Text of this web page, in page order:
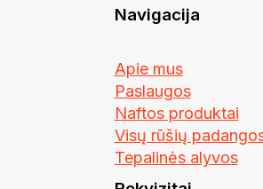
Navigacija
Apie mus
Paslaugos
Naftos produktai
Visų rūšių
Tepalinės alyvos